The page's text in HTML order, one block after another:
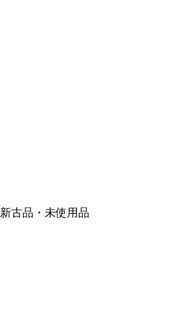
新古品・未使用品